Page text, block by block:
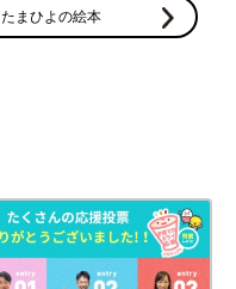
たまひよの絵本